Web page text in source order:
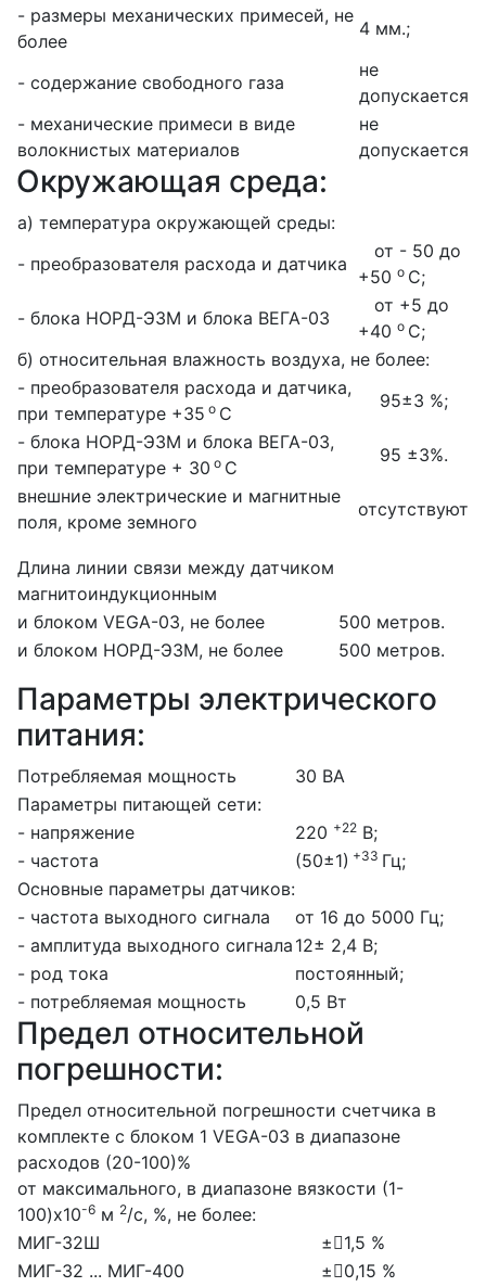
- размеры механических примесей, не
более
4 мм.;
- содержание свободного газа
не
допускается
- механические примеси в виде
волокнистых материалов
не
допускается
Окружающая среда:
а) температура окружающей среды:
- преобразователя расхода и датчика
от - 50 до
+50 о С;
- блока НОРД-Э3М и блока ВЕГА-03
от +5 до
+40 о С;
б) относительная влажность воздуха, не более:
- преобразователя расхода и датчика,
при температуре +35 о С
95±3 %;
- блока НОРД-Э3М и блока ВЕГА-03,
при температуре + 30 о С
95 ±3%.
внешние электрические и магнитные
поля, кроме земного
отсутствуют
Длина линии связи между датчиком
магнитоиндукционным
и блоком VEGA-03, не более
500 метров.
и блоком НОРД-Э3М, не более
500 метров.
Параметры электрического
питания:
Потребляемая мощность
30 ВА
Параметры питающей сети:
- напряжение
220 +22 В;
- частота
(50±1) +33 Гц;
Основные параметры датчиков:
- частота выходного сигнала
от 16 до 5000 Гц;
- амплитуда выходного сигнала 12± 2,4 В;
- род тока
постоянный;
- потребляемая мощность
0,5 Вт
Предел относительной
погрешности:
Предел относительной погрешности счетчика в
комплекте с блоком 1 VEGA-03 в диапазоне
расходов (20-100)%
от максимального, в диапазоне вязкости (1-
100)х10-6 м 2/с, %, не более:
МИГ-32Ш
±1,5 %
МИГ-32 ... МИГ-400
±0,15 %